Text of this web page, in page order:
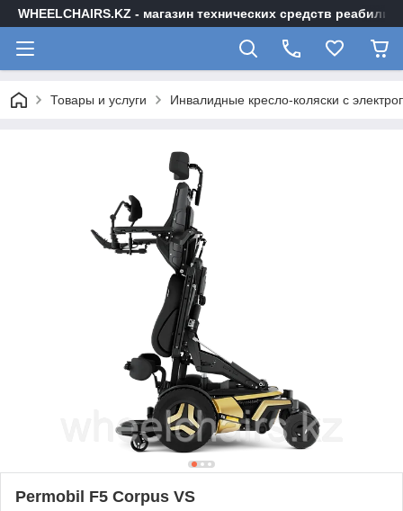
WHEELCHAIRS.KZ - магазин технических средств
Товары и услуги Инвалидные кресло-коляски с
Permobil F5 Corpus VS